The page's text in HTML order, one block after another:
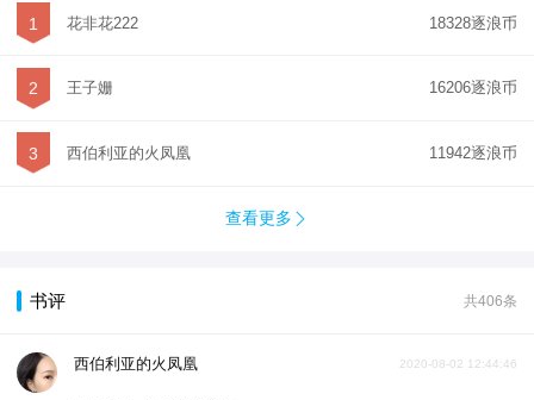
1 花非花222 18328逐浪币
2 王子姗 16206逐浪币
3 西伯利亚的火凤凰 11942逐浪币
查看更多 
书评 共406条
西伯利亚的火凤凰 2020-08-02 12:44:46